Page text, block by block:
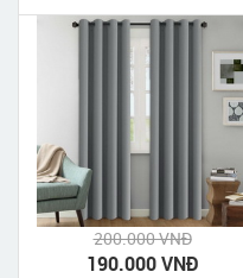
200.000 VNĐ
190.000 VNĐ